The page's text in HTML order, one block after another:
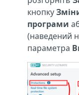
кнопку
програми
(наведений
параметра